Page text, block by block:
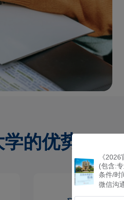
的优势
《2026
(包含:
条件/时
微信沟